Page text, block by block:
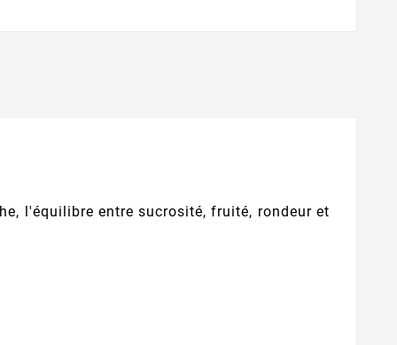
l'équilibre entre sucrosité, fruité, rondeur et